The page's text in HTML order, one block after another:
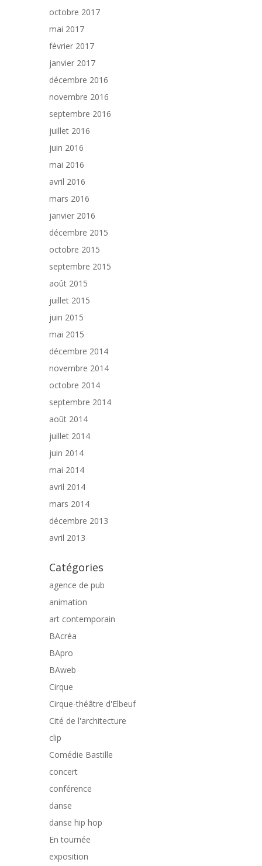
octobre 2017
mai 2017
février 2017
janvier 2017
décembre 2016
novembre 2016
septembre 2016
juillet 2016
juin 2016
mai 2016
avril 2016
mars 2016
janvier 2016
décembre 2015
octobre 2015
septembre 2015
août 2015
juillet 2015
juin 2015
mai 2015
décembre 2014
novembre 2014
octobre 2014
septembre 2014
août 2014
juillet 2014
juin 2014
mai 2014
avril 2014
mars 2014
décembre 2013
avril 2013
Catégories
agence de pub
animation
art contemporain
BAcréa
BApro
BAweb
Cirque
Cirque-théâtre d'Elbeuf
Cité de l'architecture
clip
Comédie Bastille
concert
conférence
danse
danse hip hop
En tournée
exposition